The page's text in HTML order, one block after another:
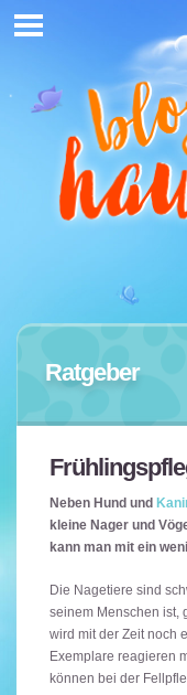
Ratgeber
Neben Hund und
kleine Nager und
kann man mit ein
Die Nagetiere sind
seinem Menschen ist,
wird mit der Zeit noch
Exemplare reagieren
können bei der